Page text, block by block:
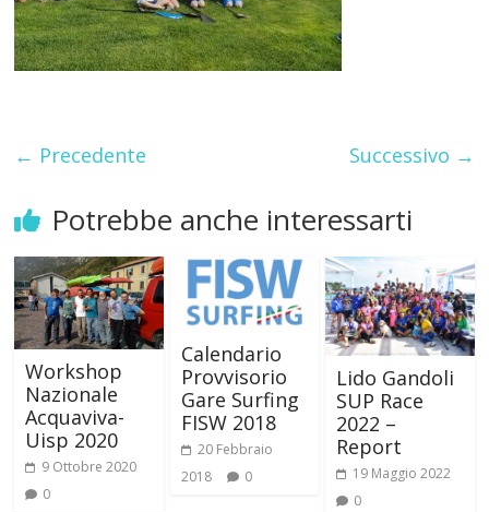
← Precedente Successivo →
Potrebbe anche interessarti
Workshop
Nazionale
Acquaviva-
Uisp 2020
9 Ottobre 2020
0
Calendario
Provvisorio
Gare Surfing
FISW 2018
20 Febbraio
2018
0
Lido Gandoli
SUP Race
2022 –
Report
19 Maggio 2022
0